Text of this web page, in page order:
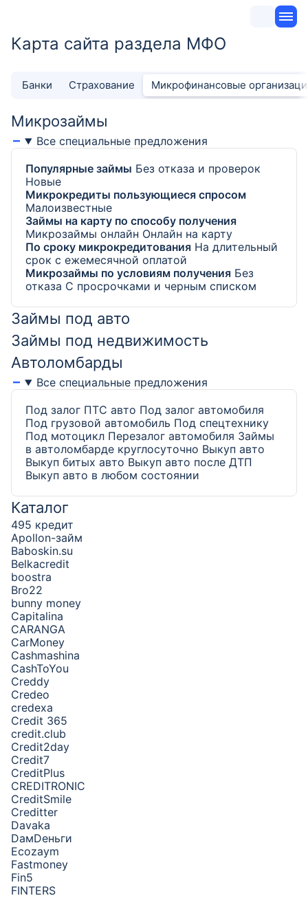
Карта сайта раздела МФО
Банки Страхование Микрофинансовые
Микрозаймы
Все специальные предложения
Популярные займы Без отказа и проверок
Новые
Микрокредиты пользующиеся спросом
Малоизвестные
Займы на карту по способу получения
Микрозаймы онлайн Онлайн на карту
По сроку микрокредитования На длительный
срок с ежемесячной оплатой
Микрозаймы по условиям получения Без
отказа С просрочками и черным списком
Займы под авто
Займы под недвижимость
Автоломбарды
Все специальные предложения
Под залог ПТС авто Под залог автомобиля
Под грузовой автомобиль Под спецтехнику
Под мотоцикл Перезалог автомобиля Займы
в автоломбарде круглосуточно Выкуп авто
Выкуп битых авто Выкуп авто после ДТП
Выкуп авто в любом состоянии
Каталог
495 кредит
Apollon-займ
Baboskin.su
Belkacredit
boostra
Bro22
bunny money
Capitalina
CARANGA
CarMoney
Cashmashina
CashToYou
Creddy
Credeo
credexa
Credit 365
credit.club
Credit2day
Credit7
CreditPlus
CREDITRONIC
CreditSmile
Creditter
Davaka
DамDеньги
Ecozaym
Fastmoney
Fin5
FINTERS